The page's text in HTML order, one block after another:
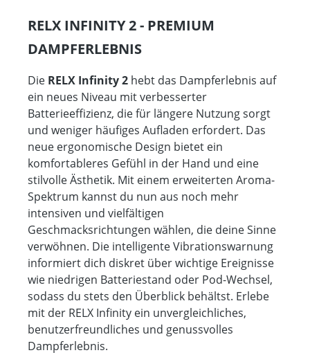
RELX INFINITY 2 - PREMIUM
DAMPFERLEBNIS
Die RELX Infinity 2 hebt das Dampferlebnis auf
ein neues Niveau mit verbesserter
Batterieeffizienz, die für längere Nutzung sorgt
und weniger häufiges Aufladen erfordert. Das
neue ergonomische Design bietet ein
komfortableres Gefühl in der Hand und eine
stilvolle Ästhetik. Mit einem erweiterten Aroma-
Spektrum kannst du nun aus noch mehr
intensiven und vielfältigen
Geschmacksrichtungen wählen, die deine Sinne
verwöhnen. Die intelligente Vibrationswarnung
informiert dich diskret über wichtige Ereignisse
wie niedrigen Batteriestand oder Pod-Wechsel,
sodass du stets den Überblick behältst. Erlebe
mit der RELX Infinity ein unvergleichliches,
benutzerfreundliches und genussvolles
Dampferlebnis.